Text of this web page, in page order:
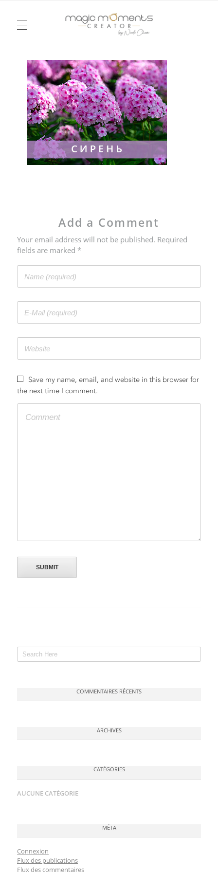
Magic Moments Creator
Pour un mariage ou un anniversaire, une soirée ou un week-end, je vous emmène dans la réalité d’un rêve, dessiné à l’image du vôtre. Je serai votre agence d’émotions !
Mode
Chroniques
Rencontres
ÉVÉNEMENTS
MARIAGE
Add a Comment
Your email address will not be published. Required
fields are marked *
Save my name, email, and website in this browser for
the next time I comment.
COMMENTAIRES RÉCENTS
ARCHIVES
CATÉGORIES
AUCUNE CATÉGORIE
MÉTA
Connexion
Flux des publications
Flux des commentaires